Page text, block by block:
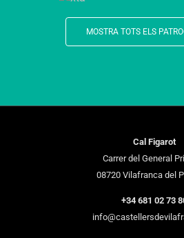
MOSTRA TOTS ELS
Cal Figarot
Carrer del General
08720 Vilafranca del
+34 681 02 73